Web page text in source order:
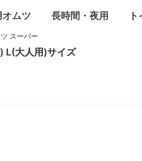
ムツ 長時間・夜用
スーパー
L(大人用)サイズ